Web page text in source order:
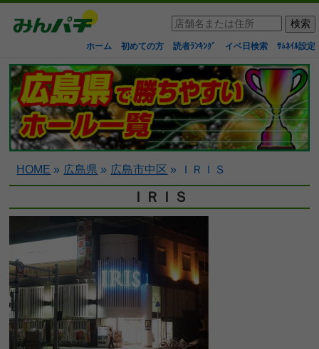
ホーム 初めての方 読者ﾗﾝｷﾝｸﾞ イベ日検索 ｻﾑﾈｲﾙ設定
HOME » 広島県 » 広島市中区 » ＩＲＩＳ
ＩＲＩＳ